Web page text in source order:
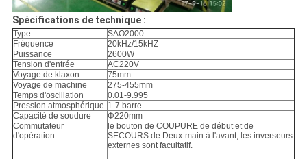
Spécifications de technique :
Type
SAO2000
Fréquence
20kHz/15kHZ
Puissance
2600W
Tension d'entrée
AC220V
Voyage de klaxon
75mm
Voyage de machine
275-455mm
Temps d'oscillation
0.01-9.995
Pression atmosphérique 1-7 barre
Capacité de soudure
Φ220mm
Commutateur
d'opération
le bouton de COUPURE de début et de
SECOURS de Deux-main à l'avant, les inverseurs
externes sont facultatif.